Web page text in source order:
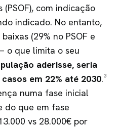
com indicação
indicado. No entanto,
(29% no PSOF e
o que limita o seu
aderisse, seria
em 22% até 2030.³
numa fase inicial
do que em fase
vs 28.000€ por